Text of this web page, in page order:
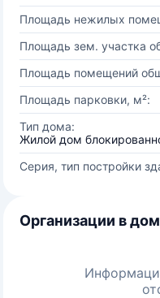
Площадь нежилых
Площадь зем. участка
Площадь помещений
Площадь парковки, м²:
Тип дома:
Жилой дом
Серия, тип постройки
Организации в